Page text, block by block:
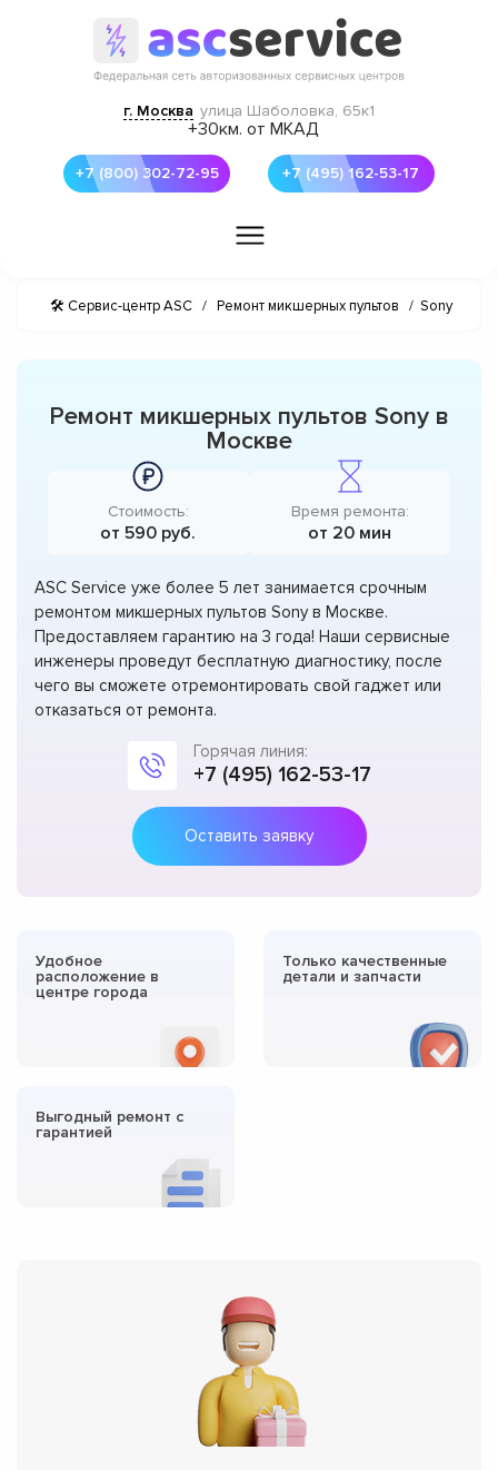
г. Москва улица Шаболовка, 65к1
+30км. от МКАД
+7 (800) 302-72-95 +7 (495) 162-53-17
🛠 Сервис-центр ASC / Ремонт микшерных пультов / Sony
Ремонт микшерных пультов Sony в
Москве
Стоимость:
от 590 руб.
Время ремонта:
от 20 мин
ASC Service уже более 5 лет занимается срочным
ремонтом микшерных пультов Sony в Москве.
Предоставляем гарантию на 3 года! Наши сервисные
инженеры проведут бесплатную диагностику, после
чего вы сможете отремонтировать свой гаджет или
отказаться от ремонта.
Горячая линия:
+7 (495) 162-53-17
Оставить заявку
Удобное
расположение в
центре города
Только качественные
детали и запчасти
Выгодный ремонт с
гарантией